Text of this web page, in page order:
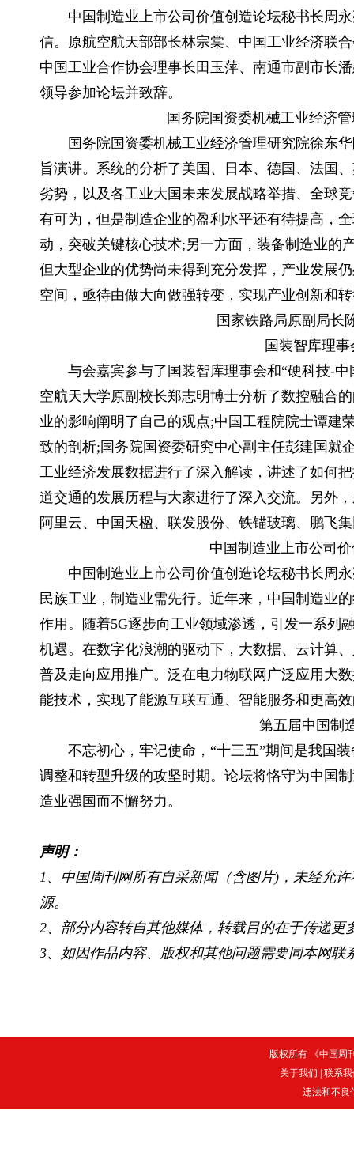
中国制造业上市公司价值创造论坛秘书长周永
信。原航空航天部部长林宗棠、中国工业经济联
中国工业合作协会理事长田玉萍、南通市副市长
领导参加论坛并致辞。
国务院国资委机械工业经济管
国务院国资委机械工业经济管理研究院徐东华
旨演讲。系统的分析了美国、日本、德国、法国
劣势，以及各工业大国未来发展战略举措、全球
有可为，但是制造企业的盈利水平还有待提高，
动，突破关键核心技术;另一方面，装备制造业的
但大型企业的优势尚未得到充分发挥，产业发展
空间，亟待由做大向做强转变，实现产业创新和
国家铁路局原副局长陈
国装智库理事
与会嘉宾参与了国装智库理事会和“硬科技-中
空航天大学原副校长郑志明博士分析了数控融合
业的影响阐明了自己的观点;中国工程院院士谭建
致的剖析;国务院国资委研究中心副主任彭建国就
工业经济发展数据进行了深入解读，讲述了如何
道交通的发展历程与大家进行了深入交流。另外
阿里云、中国天楹、联发股份、铁锚玻璃、鹏飞
中国制造业上市公司价
中国制造业上市公司价值创造论坛秘书长周永
民族工业，制造业需先行。近年来，中国制造业
作用。随着5G逐步向工业领域渗透，引发一系列
机遇。在数字化浪潮的驱动下，大数据、云计算
普及走向应用推广。泛在电力物联网广泛应用大
能技术，实现了能源互联互通、智能服务和更高
第五届中国制造
不忘初心，牢记使命，“十三五”期间是我国装
调整和转型升级的攻坚时期。论坛将恪守为中国
造业强国而不懈努力。
声明：
1、中国周刊网所有自采新闻（含图片)，未经允
源。
2、部分内容转自其他媒体，转载目的在于传递
3、如因作品内容、版权和其他问题需要同本网联
版权所有 《中国周
关于我们
联系
违法和不良